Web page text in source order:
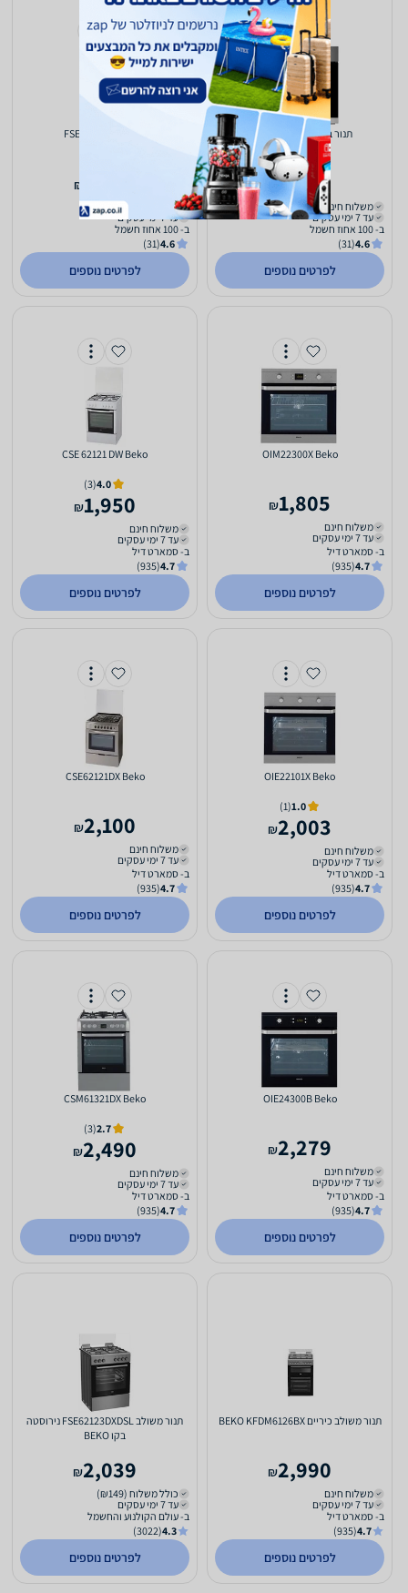
‏תנור בנוי Beko BIM22301
1,287
₪
משלוח חינם
עד 7 ימי עסקים
ב- 100 אחוז חשמל
4.6
(31)
לפרטים נוספים
FSE52010DW Beko
₪
משלוח חינם
עד 7 ימי עסקים
ב- 100 אחוז חשמל
4.6
(31)
לפרטים נוספים
OIM22300X Beko
1,805
₪
משלוח חינם
עד 7 ימי עסקים
ב- סמארט דיל
4.7
(935)
לפרטים נוספים
CSE 62121 DW Beko
4.0
(3)
1,950
₪
משלוח חינם
עד 7 ימי עסקים
ב- סמארט דיל
4.7
(935)
לפרטים נוספים
OIE22101X Beko
1.0
(1)
2,003
₪
משלוח חינם
עד 7 ימי עסקים
ב- סמארט דיל
4.7
(935)
לפרטים נוספים
CSE62121DX Beko
2,100
₪
משלוח חינם
עד 7 ימי עסקים
ב- סמארט דיל
4.7
(935)
לפרטים נוספים
OIE24300B Beko
2,279
₪
משלוח חינם
עד 7 ימי עסקים
ב- סמארט דיל
4.7
(935)
לפרטים נוספים
CSM61321DX Beko
2.7
(3)
2,490
₪
משלוח חינם
עד 7 ימי עסקים
ב- סמארט דיל
4.7
(935)
לפרטים נוספים
תנור משולב כיריים BEKO KFDM6126BX
2,990
₪
משלוח חינם
עד 7 ימי עסקים
ב- סמארט דיל
4.7
(935)
לפרטים נוספים
תנור משולב FSE62123DXDSL נירוסטה
בקו BEKO
2,039
₪
כולל משלוח (₪149)
עד 7 ימי עסקים
ב- עולם הקולנוע והחשמל
4.3
(3022)
לפרטים נוספים